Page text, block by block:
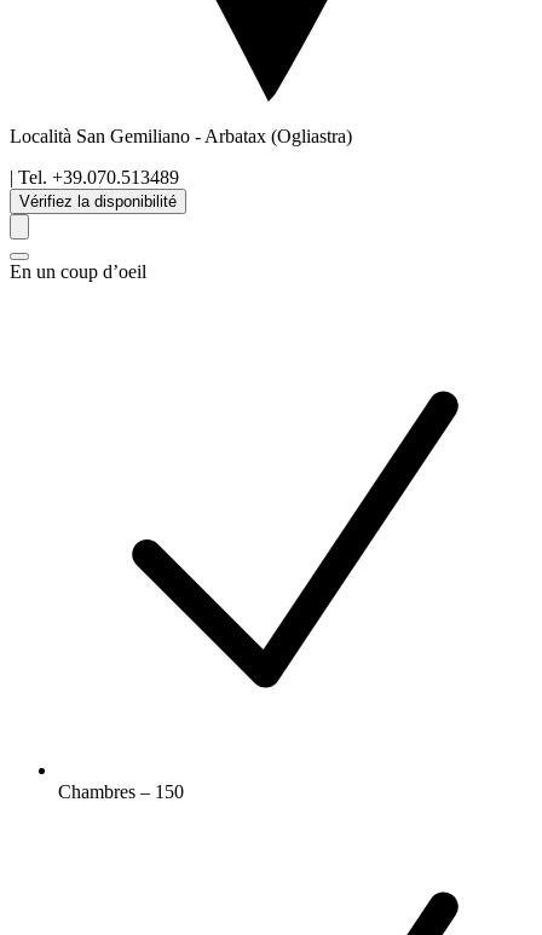
Località San Gemiliano - Arbatax (Ogliastra)
| Tel. +39.070.513489
Vérifiez la disponibilité
En un coup d’oeil
Chambres – 150